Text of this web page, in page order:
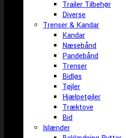
Trailer Tilbehør
Diverse
Trenser & Kandar
Kandar
Næsebånd
Pandebånd
Trenser
Bidløs
Tøjler
Hjælpetøjler
Træktove
Bid
Islænder